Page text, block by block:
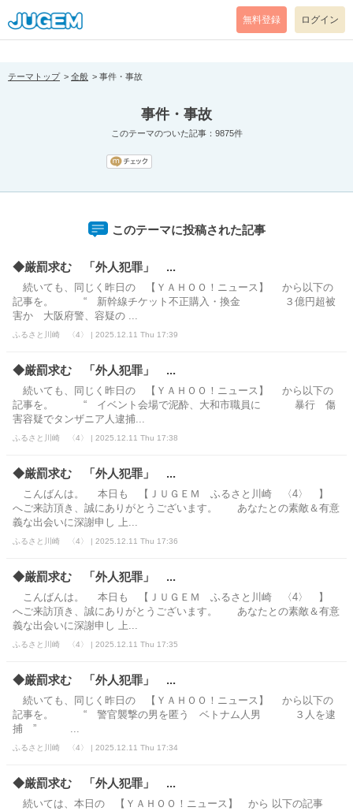
[pear_error: message="Success" code=0 mode=return level=notice
prefix="" info=""]
無料登録 ログイン
テーマトップ 全般 事件・事故
事件・事故
このテーマのついた記事：9875件
このテーマに投稿された記事
◆厳罰求む 「外人犯罪」 ...
続いても、同じく昨日の 【ＹＡＨＯＯ！ニュース】 から以下の
記事を。 “ 新幹線チケット不正購入・換金 ３億円超被
害か 大阪府警、容疑の ...
ふるさと川崎 〈4〉 | 2025.12.11 Thu 17:39
◆厳罰求む 「外人犯罪」 ...
続いても、同じく昨日の 【ＹＡＨＯＯ！ニュース】 から以下の
記事を。 “ イベント会場で泥酔、大和市職員に 暴行 傷
害容疑でタンザニア人逮捕...
ふるさと川崎 〈4〉 | 2025.12.11 Thu 17:38
◆厳罰求む 「外人犯罪」 ...
こんばんは。 本日も 【ＪＵＧＥＭ ふるさと川崎 〈4〉 】
へご来訪頂き、誠にありがとうございます。 あなたとの素敵＆有意
義な出会いに深謝申し 上...
ふるさと川崎 〈4〉 | 2025.12.11 Thu 17:36
◆厳罰求む 「外人犯罪」 ...
こんばんは。 本日も 【ＪＵＧＥＭ ふるさと川崎 〈4〉 】
へご来訪頂き、誠にありがとうございます。 あなたとの素敵＆有意
義な出会いに深謝申し 上...
ふるさと川崎 〈4〉 | 2025.12.11 Thu 17:35
◆厳罰求む 「外人犯罪」 ...
続いても、同じく昨日の 【ＹＡＨＯＯ！ニュース】 から以下の
記事を。 “ 警官襲撃の男を匿う ベトナム人男 ３人を逮
捕 ” ...
ふるさと川崎 〈4〉 | 2025.12.11 Thu 17:34
◆厳罰求む 「外人犯罪」 ...
続いては、本日の 【ＹＡＨＯＯ！ニュース】 から 以下の記事